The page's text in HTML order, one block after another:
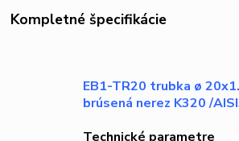
Kompletné špecifikácie
EB1-TR20 trubka ø
brúsená nerez K320 /
Technické parametre